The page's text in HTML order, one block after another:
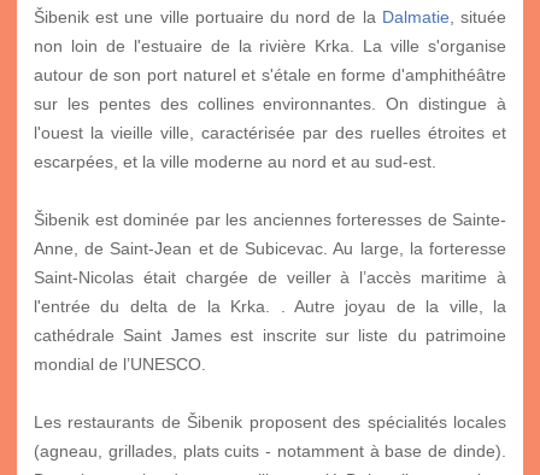
Šibenik est une ville portuaire du nord de la Dalmatie , située
non loin de l'estuaire de la rivière Krka. La ville s'organise
autour de son port naturel et s'étale en forme d'amphithéâtre
sur les pentes des collines environnantes. On distingue à
l'ouest la vieille ville, caractérisée par des ruelles étroites et
escarpées, et la ville moderne au nord et au sud-est.
Šibenik est dominée par les anciennes forteresses de Sainte-
Anne, de Saint-Jean et de Subicevac. Au large, la forteresse
Saint-Nicolas était chargée de veiller à l’accès maritime à
l'entrée du delta de la Krka. . Autre joyau de la ville, la
cathédrale Saint James est inscrite sur liste du patrimoine
mondial de l’UNESCO.
Les restaurants de Šibenik proposent des spécialités locales
(agneau, grillades, plats cuits - notamment à base de dinde).